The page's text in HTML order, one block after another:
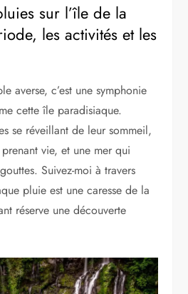
sur l’île de la
les activités et les
averse, c’est une symphonie
cette île paradisiaque.
se réveillant de leur sommeil,
vie, et une mer qui
Suivez-moi à travers
pluie est une caresse de la
réserve une découverte